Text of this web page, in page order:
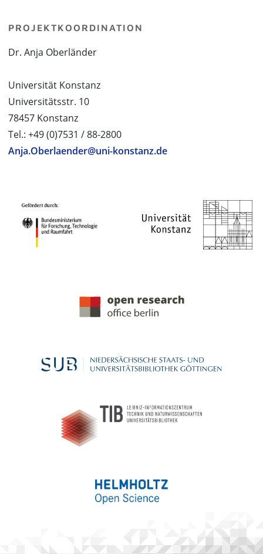
PROJEKTKOORDINATION
Dr. Anja Oberländer
Universität Konstanz
Universitätsstr. 10
78457 Konstanz
Tel.: +49 (0)7531 / 88-2800
Anja.Oberlaender@uni-konstanz.de